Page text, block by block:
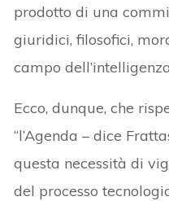
prodotto di una
giuridici, filosofici,
campo
Ecco, dunque, che
“l’Agenda – dice
questa necessità di
del processo